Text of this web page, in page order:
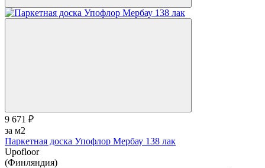
9 671 ₽
за м2
Паркетная доска Упофлор Мербау 138 лак
Upofloor
(Финляндия)